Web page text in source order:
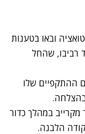
ובאו בטענות
רביבו, שהחל
ההתקפיים שלו
במהלך כדור
הלבנה.